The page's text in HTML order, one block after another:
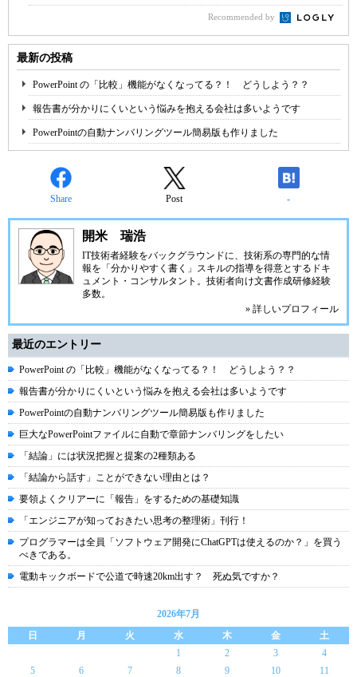
Recommended by
最新の投稿
PowerPoint の「比較」機能がなくなってる？！ どうしよう？？
報告書が分かりにくいという悩みを抱える会社は多いようです
PowerPointの自動ナンバリングツール簡易版も作りました
Share Post -
開米 瑞浩
IT技術者経験をバックグラウンドに、技術系の専門的な情
報を「分かりやすく書く」スキルの指導を得意とするドキ
ュメント・コンサルタント。技術者向け文書作成研修経験
多数。
» 詳しいプロフィール
最近のエントリー
PowerPoint の「比較」機能がなくなってる？！ どうしよう？？
報告書が分かりにくいという悩みを抱える会社は多いようです
PowerPointの自動ナンバリングツール簡易版も作りました
巨大なPowerPointファイルに自動で章節ナンバリングをしたい
「結論」には状況把握と提案の2種類ある
「結論から話す」ことができない理由とは？
要領よくクリアーに「報告」をするための基礎知識
「エンジニアが知っておきたい思考の整理術」刊行！
プログラマーは全員「ソフトウェア開発にChatGPTは使えるのか？」を買う
べきである。
電動キックボードで公道で時速20km出す？ 死ぬ気ですか？
2026年7月
日
月 火 水 木 金
土
1
2 3
4
5
6 7 8 9 10
11